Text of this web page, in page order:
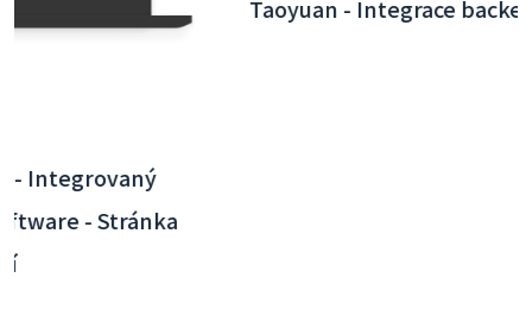
Interaktivní aplikace pro mezinárodní letiště